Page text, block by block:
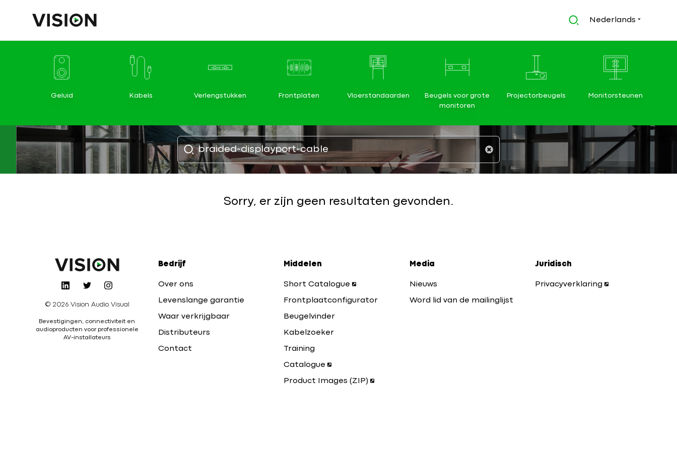
Nederlands
Geluid Kabels Verlengstukken Frontplaten Vloerstandaarden
Beugels voor grote
monitoren
Projectorbeugels Monitorsteunen
Sorry, er zijn geen resultaten gevonden.
© 2026 Vision Audio Visual
Bevestigingen, connectiviteit en
audioproducten voor professionele
AV-installateurs
Bedrijf
Over ons
Levenslange garantie
Waar verkrijgbaar
Distributeurs
Contact
Middelen
Short Catalogue
Frontplaatconfigurator
Beugelvinder
Kabelzoeker
Training
Catalogue
Product Images (ZIP)
Media
Nieuws
Word lid van de mailinglijst
Juridisch
Privacyverklaring